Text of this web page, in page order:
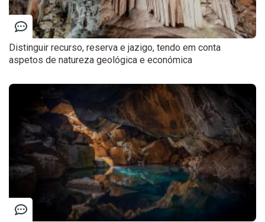
Distinguir recurso, reserva e jazigo, tendo em conta
aspetos de natureza geológica e económica